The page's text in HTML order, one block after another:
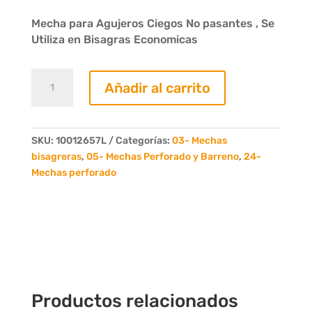
Mecha para Agujeros Ciegos No pasantes , Se
Utiliza en Bisagras Economicas
Bisagrera
Largo
57mm
IZQ.
Añadir al carrito
SKU: 10012657L Categorías: 03- Mechas
bisagreras, 05- Mechas Perforado y Barreno, 24-
Mechas perforado
Productos relacionados